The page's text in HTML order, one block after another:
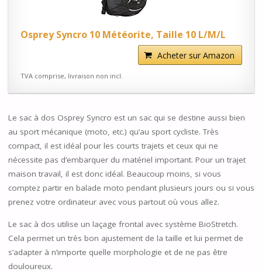
Osprey Syncro 10 Météorite, Taille 10 L/M/L
Acheter sur Amazon
TVA comprise, livraison non incl.
Le sac à dos Osprey Syncro est un sac qui se destine aussi bien
au sport mécanique (moto, etc.) qu’au sport cycliste. Très
compact, il est idéal pour les courts trajets et ceux qui ne
nécessite pas d’embarquer du matériel important. Pour un trajet
maison travail, il est donc idéal. Beaucoup moins, si vous
comptez partir en balade moto pendant plusieurs jours ou si vous
prenez votre ordinateur avec vous partout où vous allez.
Le sac à dos utilise un laçage frontal avec système BioStretch.
Cela permet un très bon ajustement de la taille et lui permet de
s’adapter à n’importe quelle morphologie et de ne pas être
douloureux.